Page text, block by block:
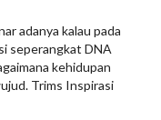
adanya kalau pada
seperangkat DNA
kehidupan
Trims Inspirasi